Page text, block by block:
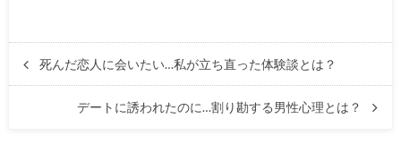
死んだ恋人に会いたい…私が立ち直った体験談とは？
デートに誘われたのに…割り勘する男性心理とは？